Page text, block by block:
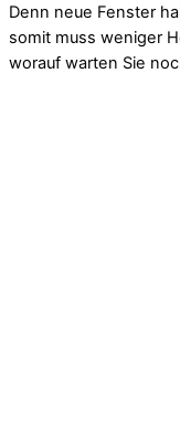
Denn neue Fenster
somit muss weniger
worauf warten Sie